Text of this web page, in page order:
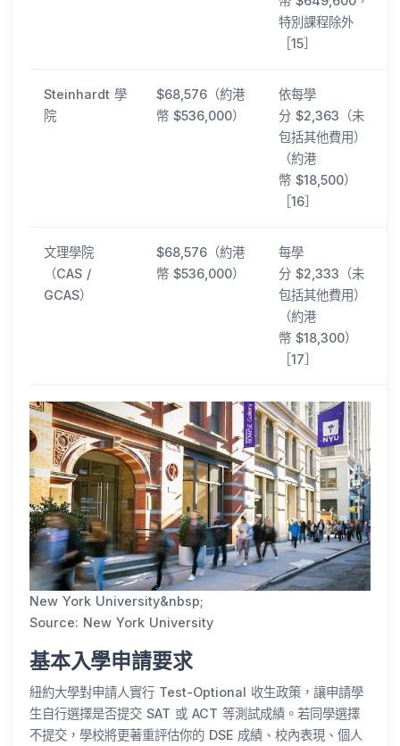
特別課程除外
［15］
Steinhardt 學
院
$68,576（約港
幣 $536,000）
依每學
分 $2,363（未
包括其他費用）
（約港
幣 $18,500）
［16］
文理學院
（CAS /
GCAS）
$68,576（約港
幣 $536,000）
每學
分 $2,333（未
包括其他費用）
（約港
幣 $18,300）
［17］
New York University&nbsp;
Source: New York University
基本入學申請要求
紐約大學對申請人實行 Test-Optional 收生政策，讓申請學
生自行選擇是否提交 SAT 或 ACT 等測試成績。若同學選擇
不提交，學校將更著重評估你的 DSE 成績、校內表現、個人